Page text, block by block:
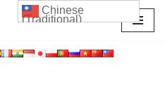
Chinese
(Traditional)